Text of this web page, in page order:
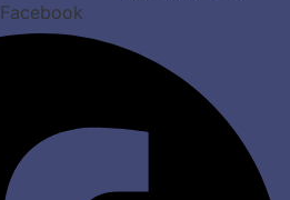
Facebook